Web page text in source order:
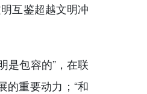
互鉴超越文明冲
是包容的”，在联
的重要动力；“和